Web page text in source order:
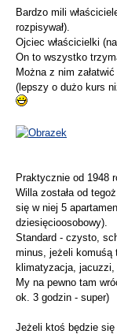
Bardzo mili
rozpisywał).
Ojciec właścicielki
On to wszystko
Można z nim
(lepszy o dużo kurs
Praktycznie od 1948
Willa została od
się w niej 5
dziesięcioosobowy).
Standard - czysto,
minus, jeżeli komuśą
klimatyzacja, jacuzzi,
My na pewno tam
ok. 3 godzin - super)
Jeżeli ktoś będzie się